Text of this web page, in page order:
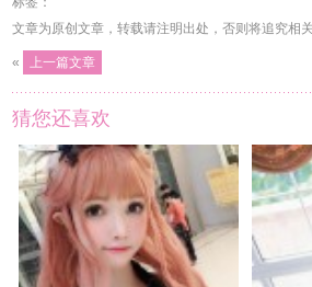
文章为原创文章，转载请注明出处，否则将追究相关
« 上一篇文章
猜您还喜欢